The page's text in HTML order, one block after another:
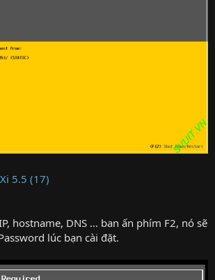
hostname, DNS ... ban ấn phím F2, nó sẽ
lúc bạn cài đặt.